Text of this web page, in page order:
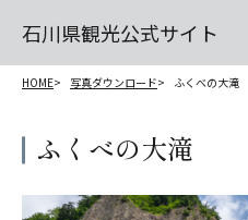
石川県観光公式サイト
HOME 写真ダウンロード ふくべの大滝
ふくべの大滝